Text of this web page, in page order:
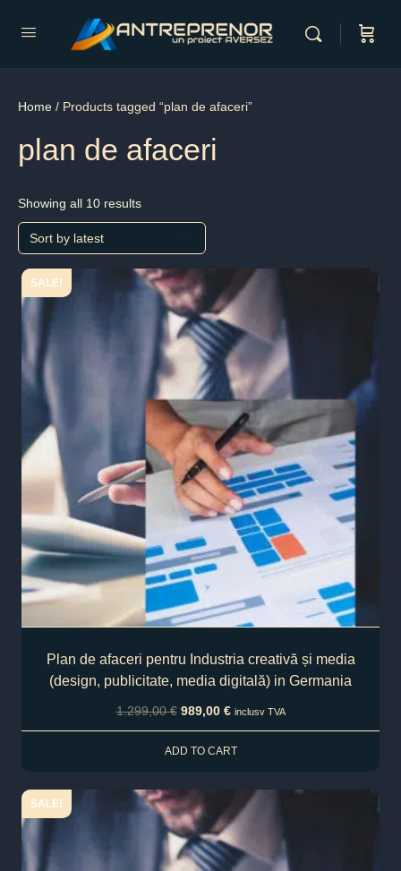
Home / Products tagged “plan de afaceri”
plan de afaceri
Showing all 10 results
SALE!
Plan de afaceri pentru Industria creativă și media
(design, publicitate, media digitală) in Germania
1.299,00€ 989,00 € inclusv TVA
ADD TO CART
SALE!